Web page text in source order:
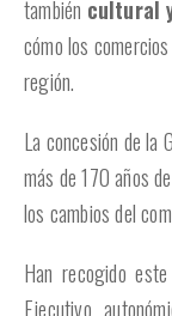
también cultural
cómo los
región.
La concesión de la
más de 170 años
los cambios del
Han recogido
Ejecutivo